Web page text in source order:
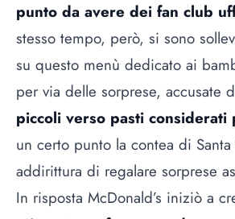
punto da avere dei fan club
stesso tempo, però, si sono
su questo menù dedicato ai
per via delle sorprese, accusate
piccoli verso pasti considerati
un certo punto la contea di
addirittura di regalare sorprese
In risposta McDonald’s iniziò a